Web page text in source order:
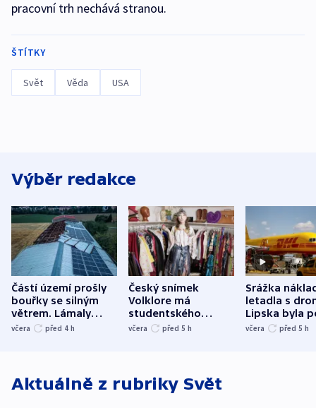
pracovní trh nechává stranou.
ŠTÍTKY
Svět Věda USA
Výběr redakce
Částí území prošly
bouřky se silným
větrem. Lámaly
stromy a poničily
včera před 4 h
Český snímek
Volklore má
studentského
Oscara, zabojuje o
včera před 5 h
Srážka
letadla s
Lipska byla
německého
včera před 5 h
Aktuálně z rubriky Svět